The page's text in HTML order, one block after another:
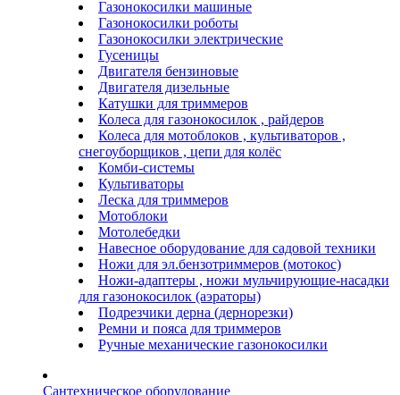
Газонокосилки машиные
Газонокосилки роботы
Газонокосилки электрические
Гусеницы
Двигателя бензиновые
Двигателя дизельные
Катушки для триммеров
Колеса для газонокосилок , райдеров
Колеса для мотоблоков , культиваторов ,
снегоуборщиков , цепи для колёс
Комби-системы
Культиваторы
Леска для триммеров
Мотоблоки
Мотолебедки
Навесное оборудование для садовой техники
Ножи для эл.бензотриммеров (мотокос)
Ножи-адаптеры , ножи мульчирующие-насадки
для газонокосилок (аэраторы)
Подрезчики дерна (дернорезки)
Ремни и пояса для триммеров
Ручные механические газонокосилки
Сантехническое оборудование